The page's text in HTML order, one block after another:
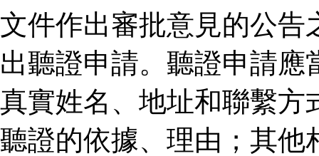
文件作出審批意見的公告
出聽證申請。聽證申請
真實姓名、地址和聯繫方
聽證的依據、理由；其他